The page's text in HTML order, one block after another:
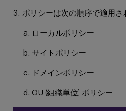
ポリシーは次の順序で適用さ
ローカルポリシー
サイトポリシー
ドメインポリシー
OU (組織単位) ポリシー